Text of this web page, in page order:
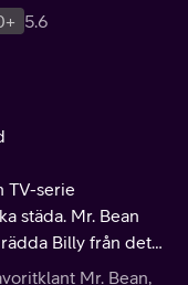
5.6
TV-serie
städa. Mr. Bean
Billy från det
Mr. Bean,